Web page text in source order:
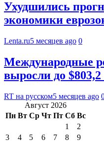
Ухудшились
экономики
Lenta.ru5 месяцев ago 0
Международные
выросли до
RT на русском5 месяцев ago
Август 2026
Пн Вт Ср Чт Пт Сб Вс
1
2
3
4 5 6 7 8
9